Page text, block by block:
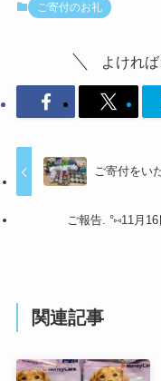
ご寄付のお礼
よけれ
ご寄付をい
ご報告. °⑅11月
関連記事